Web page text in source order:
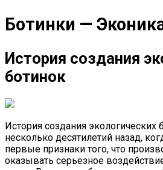
Ботинки —
История создания
ботинок
История создания экологических
несколько десятилетий назад,
первые признаки того, что
оказывать серьезное